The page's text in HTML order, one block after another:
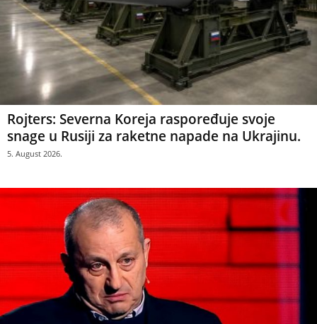
Rojters: Severna Koreja raspoređuje svoje
snage u Rusiji za raketne napade na Ukrajinu.
5. August 2026.